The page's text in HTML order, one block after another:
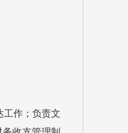
作；负责文